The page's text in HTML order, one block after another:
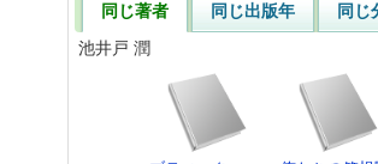
同じ著者 同じ出版年
同じ
池井戸 潤